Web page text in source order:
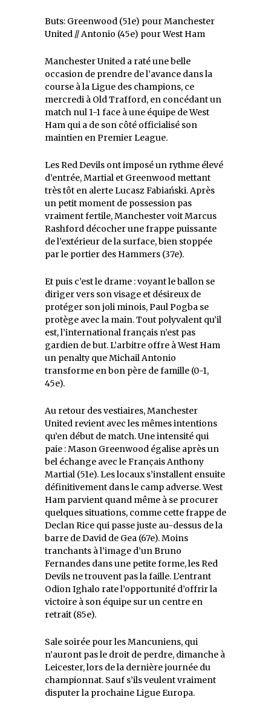
Buts: Greenwood (51e) pour Manchester
United // Antonio (45e) pour West Ham
Manchester United a raté une belle
occasion de prendre de l’avance dans la
course à la Ligue des champions, ce
mercredi à Old Trafford, en concédant un
match nul 1-1 face à une équipe de West
Ham qui a de son côté officialisé son
maintien en Premier League.
Les Red Devils ont imposé un rythme élevé
d’entrée, Martial et Greenwood mettant
très tôt en alerte Lucasz Fabiański. Après
un petit moment de possession pas
vraiment fertile, Manchester voit Marcus
Rashford décocher une frappe puissante
de l’extérieur de la surface, bien stoppée
par le portier des Hammers (37e).
Et puis c’est le drame : voyant le ballon se
diriger vers son visage et désireux de
protéger son joli minois, Paul Pogba se
protège avec la main. Tout polyvalent qu’il
est, l’international français n’est pas
gardien de but. L’arbitre offre à West Ham
un penalty que Michail Antonio
transforme en bon père de famille (0-1,
45e).
Au retour des vestiaires, Manchester
United revient avec les mêmes intentions
qu’en début de match. Une intensité qui
paie : Mason Greenwood égalise après un
bel échange avec le Français Anthony
Martial (51e). Les locaux s’installent ensuite
définitivement dans le camp adverse. West
Ham parvient quand même à se procurer
quelques situations, comme cette frappe de
Declan Rice qui passe juste au-dessus de la
barre de David de Gea (67e). Moins
tranchants à l’image d’un Bruno
Fernandes dans une petite forme, les Red
Devils ne trouvent pas la faille. L’entrant
Odion Ighalo rate l’opportunité d’offrir la
victoire à son équipe sur un centre en
retrait (85e).
Sale soirée pour les Mancuniens, qui
n’auront pas le droit de perdre, dimanche à
Leicester, lors de la dernière journée du
championnat. Sauf s’ils veulent vraiment
disputer la prochaine Ligue Europa.